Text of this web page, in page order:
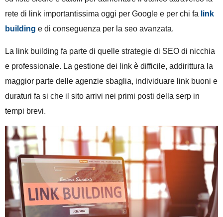
rete di link importantissima oggi per Google e per chi fa link
building e di conseguenza per la seo avanzata.
La link building fa parte di quelle strategie di SEO di nicchia
e professionale. La gestione dei link è difficile, addirittura la
maggior parte delle agenzie sbaglia, individuare link buoni e
duraturi fa si che il sito arrivi nei primi posti della serp in
tempi brevi.